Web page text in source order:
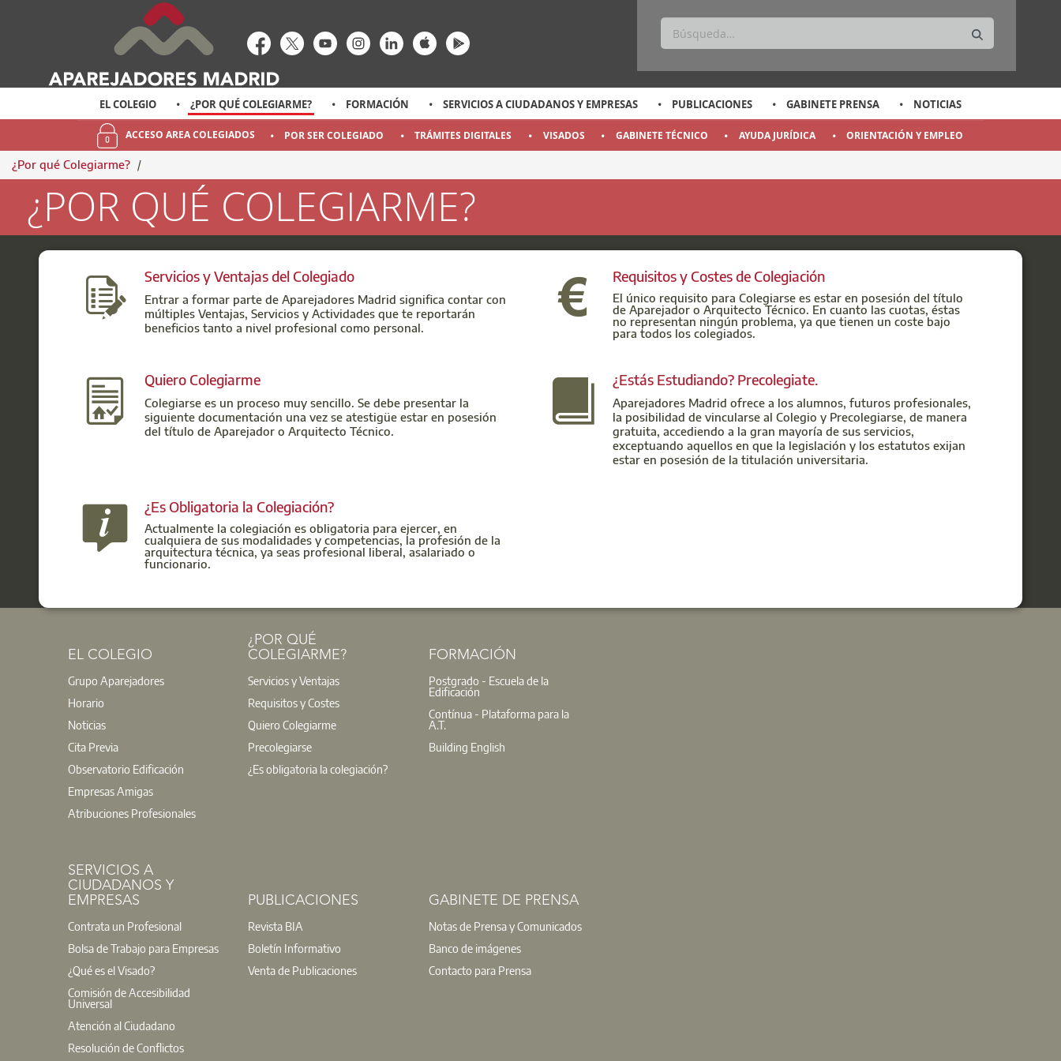
enlace-rrssenlace-rrssenlace-rrssenlace-rrssenlace-rrssenlace-rrssenlace-rrss
EL COLEGIO ¿POR QUÉ COLEGIARME? FORMACIÓN SERVICIOS A CIUDADANOS Y EMPRESAS PUBLICACIONES GABINETE PRENSA NOTICIAS
ACCESO AREA COLEGIADOS POR SER COLEGIADO TRÁMITES DIGITALES VISADOS GABINETE TÉCNICO AYUDA JURÍDICA ORIENTACIÓN Y EMPLEO
¿Por qué Colegiarme? /
¿POR QUÉ COLEGIARME?
¿POR QUÉ COLEGIARME?
Servicios y Ventajas del Colegiado
Entrar a formar parte de Aparejadores Madrid significa contar con
múltiples Ventajas, Servicios y Actividades que te reportarán
beneficios tanto a nivel profesional como personal.
Requisitos y Costes de Colegiación
El único requisito para Colegiarse es estar en posesión del título
de Aparejador o Arquitecto Técnico. En cuanto las cuotas, éstas
no representan ningún problema, ya que tienen un coste bajo
para todos los colegiados.
Quiero Colegiarme
Colegiarse es un proceso muy sencillo. Se debe presentar la
siguiente documentación una vez se atestigüe estar en posesión
del título de Aparejador o Arquitecto Técnico.
¿Estás Estudiando? Precolegiate.
Aparejadores Madrid ofrece a los alumnos, futuros profesionales,
la posibilidad de vincularse al Colegio y Precolegiarse, de manera
gratuita, accediendo a la gran mayoría de sus servicios,
exceptuando aquellos en que la legislación y los estatutos exijan
estar en posesión de la titulación universitaria.
¿Es Obligatoria la Colegiación?
Actualmente la colegiación es obligatoria para ejercer, en
cualquiera de sus modalidades y competencias, la profesión de la
arquitectura técnica, ya seas profesional liberal, asalariado o
funcionario.
EL COLEGIO
Grupo Aparejadores
Horario
Noticias
Cita Previa
Observatorio Edificación
Empresas Amigas
Atribuciones Profesionales
¿POR QUÉ
COLEGIARME?
Servicios y Ventajas
Requisitos y Costes
Quiero Colegiarme
Precolegiarse
¿Es obligatoria la colegiación?
FORMACIÓN
Postgrado - Escuela de la
Edificación
Contínua - Plataforma para la
A.T.
Building English
SERVICIOS A
CIUDADANOS Y
EMPRESAS
Contrata un Profesional
Bolsa de Trabajo para Empresas
¿Qué es el Visado?
Comisión de Accesibilidad
Universal
Atención al Ciudadano
Resolución de Conflictos
PUBLICACIONES
Revista BIA
Boletín Informativo
Venta de Publicaciones
GABINETE DE PRENSA
Notas de Prensa y Comunicados
Banco de imágenes
Contacto para Prensa